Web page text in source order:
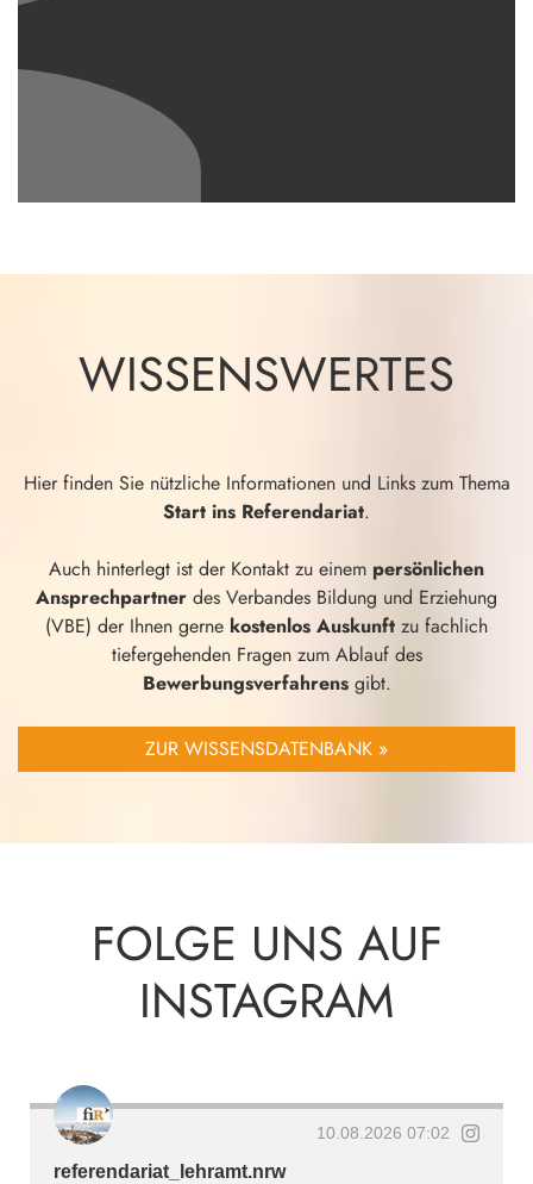
WISSENSWERTES
Hier finden Sie nützliche Informationen und Links zum Thema
Start ins Referendariat.
Auch hinterlegt ist der Kontakt zu einem persönlichen
Ansprechpartner des Verbandes Bildung und Erziehung
(VBE) der Ihnen gerne kostenlos Auskunft zu fachlich
tiefergehenden Fragen zum Ablauf des
Bewerbungsverfahrensgibt.
ZUR WISSENSDATENBANK »
FOLGE UNS AUF
INSTAGRAM
10.08.2026 07:02
referendariat_lehramt.nrw